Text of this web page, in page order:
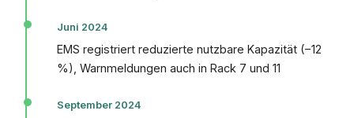
Juni 2024
EMS registriert reduzierte nutzbare Kapazität (−12
%), Warnmeldungen auch in Rack 7 und 11
September 2024